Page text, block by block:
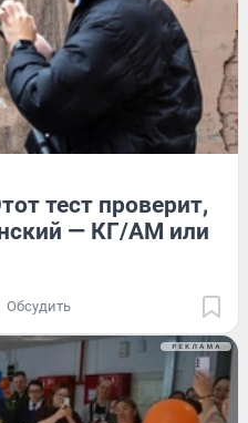
тест проверит,
— КГ/АМ или
Обсудить